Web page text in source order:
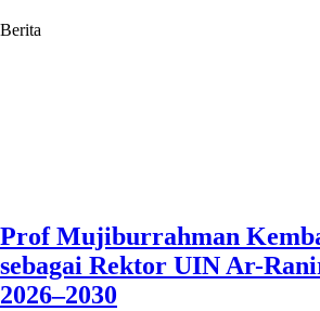
Berita
Prof Mujiburrahman
sebagai Rektor UIN Ar-
2026–2030